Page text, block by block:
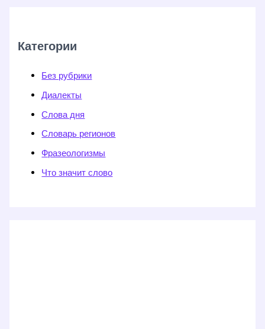
Категории
Без рубрики
Диалекты
Слова дня
Словарь регионов
Фразеологизмы
Что значит слово